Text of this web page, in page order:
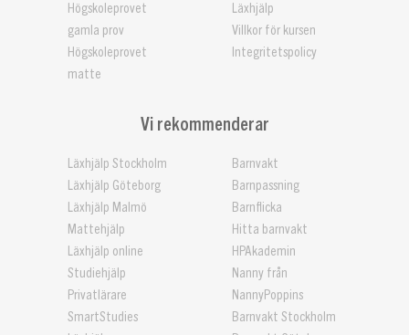
Högskoleprovet
gamla prov
Högskoleprovet
matte
Läxhjälp
Villkor för kursen
Integritetspolicy
Vi rekommenderar
Läxhjälp Stockholm
Läxhjälp Göteborg
Läxhjälp Malmö
Mattehjälp
Läxhjälp online
Studiehjälp
Privatlärare
SmartStudies
Barnvakt
Barnpassning
Barnflicka
Hitta barnvakt
HPAkademin
Nanny från
NannyPoppins
Barnvakt Stockholm